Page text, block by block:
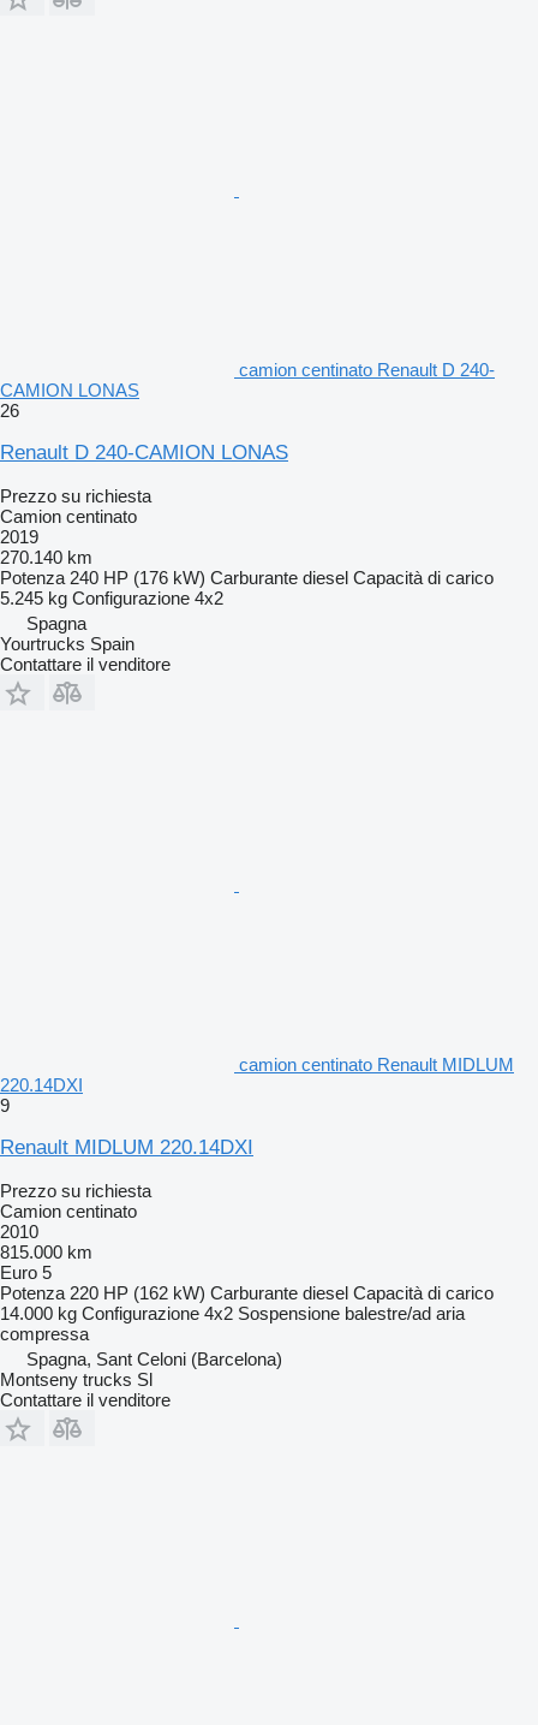
camion centinato Renault D 240-
CAMION LONAS
26
Renault D 240-CAMION LONAS
Prezzo su richiesta
Camion centinato
2019
270.140 km
Potenza 240 HP (176 kW) Carburante diesel Capacità di carico
5.245 kg Configurazione 4x2
Spagna
Yourtrucks Spain
Contattare il venditore
camion centinato Renault MIDLUM
220.14DXI
9
Renault MIDLUM 220.14DXI
Prezzo su richiesta
Camion centinato
2010
815.000 km
Euro 5
Potenza 220 HP (162 kW) Carburante diesel Capacità di carico
14.000 kg Configurazione 4x2 Sospensione balestre/ad aria
compressa
Spagna, Sant Celoni (Barcelona)
Montseny trucks Sl
Contattare il venditore